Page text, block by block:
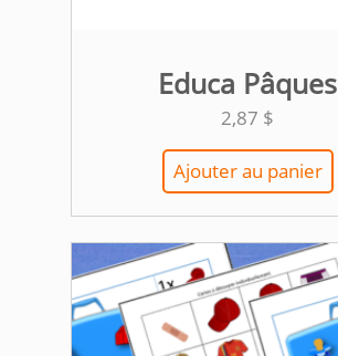
Educa Pâques
2,87 $
Ajouter au panier